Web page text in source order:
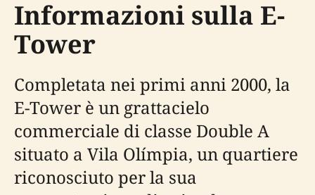
Informazioni sulla E-
Tower
Completata nei primi anni 2000, la
E-Tower è un grattacielo
commerciale di classe Double A
situato a Vila Olímpia, un quartiere
riconosciuto per la sua